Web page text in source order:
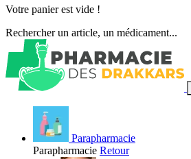
Votre panier est vide !
Rechercher un article, un médicament...
Parapharmacie
Parapharmacie Retour